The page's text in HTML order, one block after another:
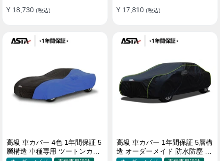
¥ 18,730 (税込) ¥ 17,810 (税込)
高級 車カバー 4色 1年間保証 5
層構造 車種専用 ツートンカラ
高級 車カバー 1年間保証 5層構
造 オーダーメイド 防水防塵 裏